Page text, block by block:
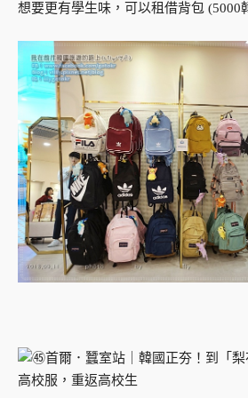
想要更有學生味，可以租借背包 (5000